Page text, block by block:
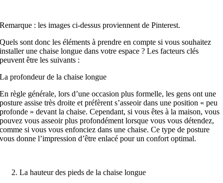
Remarque : les images ci-dessus proviennent de Pinterest.
Quels sont donc les éléments à prendre en compte si vous souhaitez
installer une chaise longue dans votre espace ? Les facteurs clés
peuvent être les suivants :
La profondeur de la chaise longue
En règle générale, lors d’une occasion plus formelle, les gens ont une
posture assise très droite et préfèrent s’asseoir dans une position « peu
profonde » devant la chaise. Cependant, si vous êtes à la maison, vous
pouvez vous asseoir plus profondément lorsque vous vous détendez,
comme si vous vous enfonciez dans une chaise. Ce type de posture
vous donne l’impression d’être enlacé pour un confort optimal.
La hauteur des pieds de la chaise longue